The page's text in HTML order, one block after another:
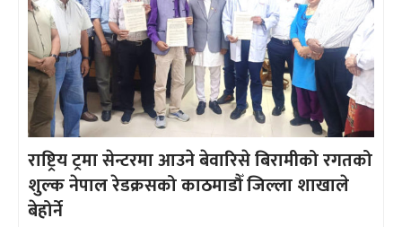
राष्ट्रिय ट्रमा सेन्टरमा आउने बेवारिसे बिरामीको रगतको
शुल्क नेपाल रेडक्रसको काठमाडौँ जिल्ला शाखाले
बेहोर्ने